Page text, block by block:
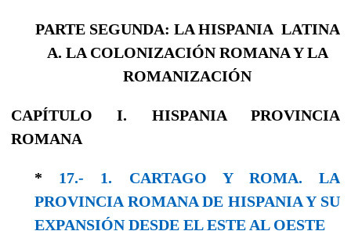
PARTE SEGUNDA: LA HISPANIA LATINA
A. LA COLONIZACIÓN ROMANA Y LA
ROMANIZACIÓN
CAPÍTULO I. HISPANIA PROVINCIA
ROMANA
* 17.- 1. CARTAGO Y ROMA. LA
PROVINCIA ROMANA DE HISPANIA Y SU
EXPANSIÓN DESDE EL ESTE AL OESTE